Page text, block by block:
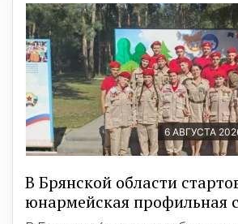
6 АВГУСТА
В Брянской области
юнармейская профильная